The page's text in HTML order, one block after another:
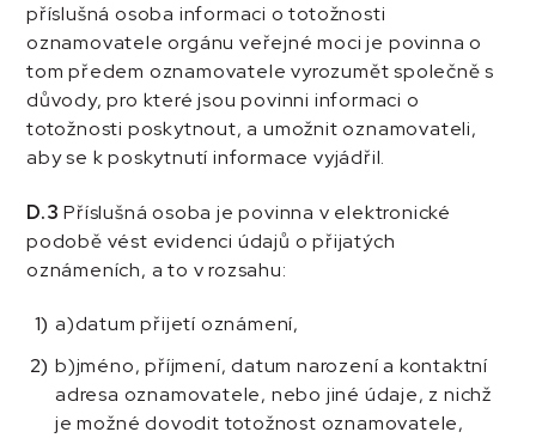
příslušná osoba informaci o totožnosti
oznamovatele orgánu veřejné moci je povinna o
tom předem oznamovatele vyrozumět společně s
důvody, pro které jsou povinni informaci o
totožnosti poskytnout, a umožnit oznamovateli,
aby se k poskytnutí informace vyjádřil.
D.3Příslušná osoba je povinna v elektronické
podobě vést evidenci údajů o přijatých
oznámeních, a to v rozsahu:
a)datum přijetí oznámení,
b)jméno, příjmení, datum narození a kontaktní
adresa oznamovatele, nebo jiné údaje, z nichž
je možné dovodit totožnost oznamovatele,